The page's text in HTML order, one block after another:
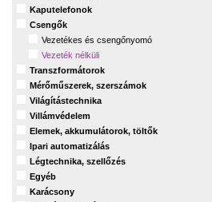
Kaputelefonok
Csengők
Vezetékes és csengőnyomó
Vezeték nélküli
Transzformátorok
Mérőműszerek, szerszámok
Világítástechnika
Villámvédelem
Elemek, akkumulátorok, töltők
Ipari automatizálás
Légtechnika, szellőzés
Egyéb
Karácsony